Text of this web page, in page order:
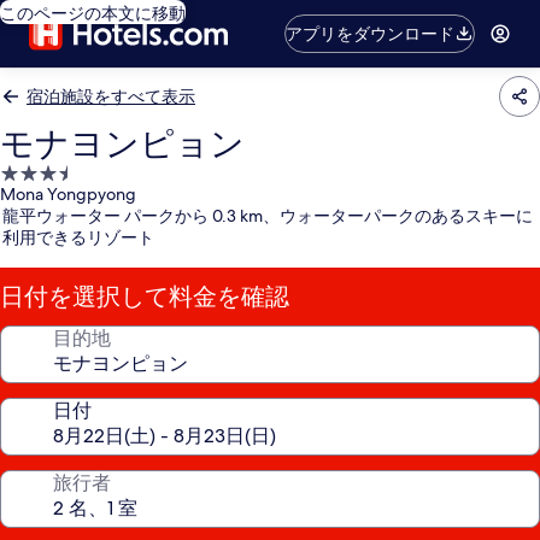
このページの本文に移動
アプリをダウンロード
宿泊施設をすべて表示
モナヨンピョン
3.5
つ
星
宿
泊
施
設
Mona Yongpyong
龍平ウォーター パークから 0.3 km、ウォーターパークのあるスキーに
利用できるリゾート
日付を選択して料金を確認
目的地
日付
旅行者